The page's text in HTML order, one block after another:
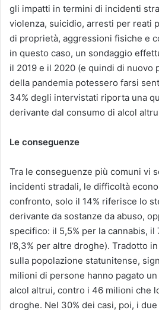
gli impatti in termini di incidenti
violenza, suicidio, arresti per reati
di proprietà, aggressioni fisiche e
in questo caso, un sondaggio
il 2019 e il 2020 (e quindi di nuovo
della pandemia potessero farsi
34% degli intervistati riporta una
derivante dal consumo di alcol
Le conseguenze
Tra le conseguenze più comuni vi
incidenti stradali, le difficoltà
confronto, solo il 14% riferisce lo
derivante da sostanze da abuso,
specifico: il 5,5% per la cannabis, il
l’8,3% per altre droghe). Tradotto
sulla popolazione statunitense,
milioni di persone hanno pagato
alcol altrui, contro i 46 milioni che
droghe. Nel 30% dei casi, poi, i